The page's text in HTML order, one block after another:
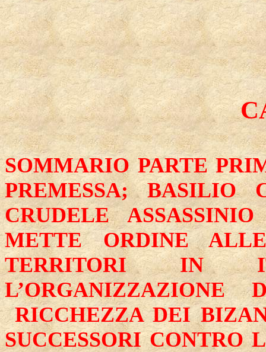
SOMMARIO PARTE
PREMESSA;
BASILIO
CRUDELE
METTE ORDINE
TERRITORI IN
L’ORGANIZZAZIONE
RICCHEZZA DEI
SUCCESSORI CONTRO